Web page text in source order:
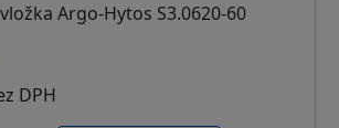
Argo-Hytos S3.0620-60
DPH